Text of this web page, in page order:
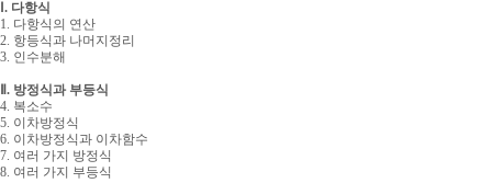
Ⅰ. 다항식
1. 다항식의 연산
2. 항등식과 나머지정리
3. 인수분해
Ⅱ. 방정식과 부등식
4. 복소수
5. 이차방정식
6. 이차방정식과 이차함수
7. 여러 가지 방정식
8. 여러 가지 부등식